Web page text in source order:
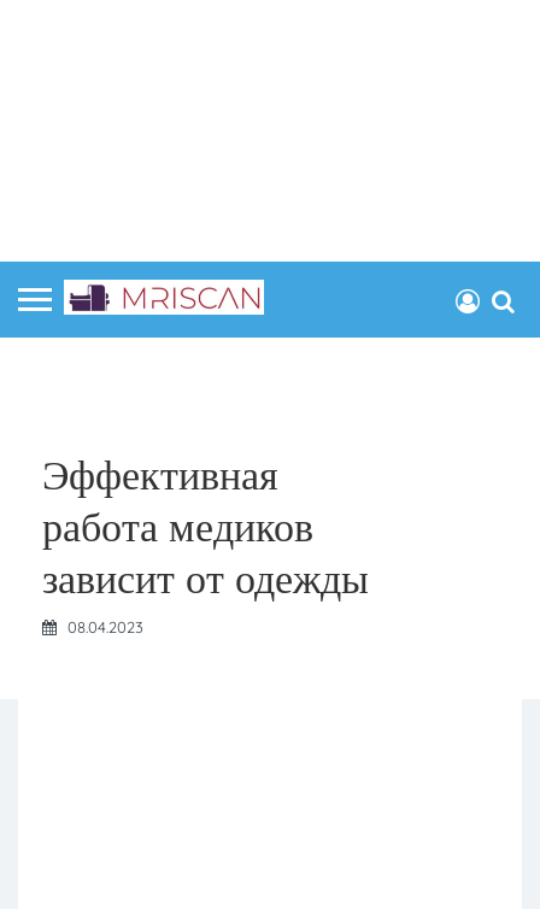
Эффективная
работа медиков
зависит от одежды
08.04.2023